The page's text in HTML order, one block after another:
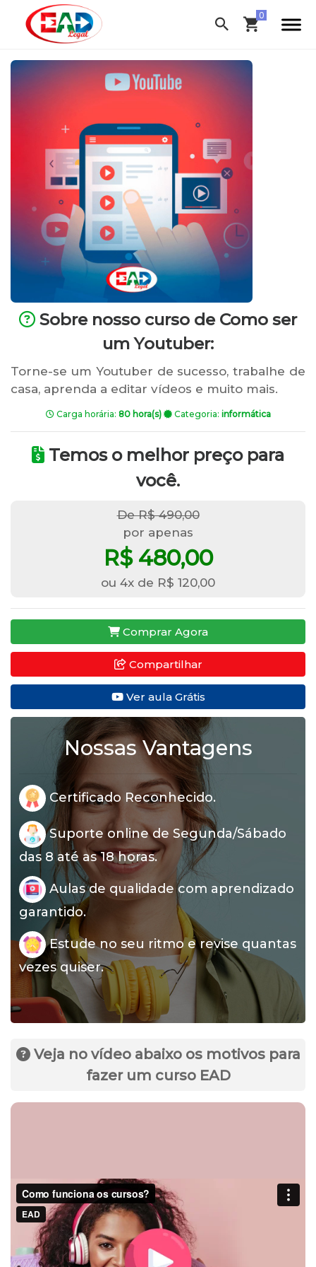
Sobre nosso curso de Como ser
um Youtuber:
Torne-se um Youtuber de sucesso, trabalhe de
casa, aprenda a editar vídeos e muito mais.
Carga horária: 80 hora(s) Categoria: informática
Temos o melhor preço para
você.
De R$ 490,00
por apenas
R$ 480,00
ou 4x de R$ 120,00
Comprar Agora
Compartilhar
Ver aula Grátis
Nossas Vantagens
Certificado Reconhecido.
Suporte online de Segunda/Sábado
das 8 até as 18 horas.
Aulas de qualidade com aprendizado
garantido.
Estude no seu ritmo e revise quantas
vezes quiser.
Veja no vídeo abaixo os motivos para
fazer um curso EAD